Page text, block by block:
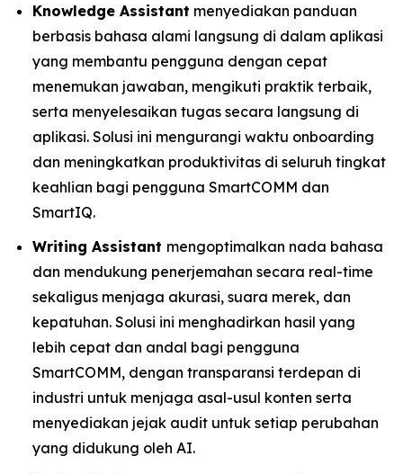
Knowledge Assistant menyediakan panduan
berbasis bahasa alami langsung di dalam aplikasi
yang membantu pengguna dengan cepat
menemukan jawaban, mengikuti praktik terbaik,
serta menyelesaikan tugas secara langsung di
aplikasi. Solusi ini mengurangi waktu onboarding
dan meningkatkan produktivitas di seluruh tingkat
keahlian bagi pengguna SmartCOMM dan
SmartIQ.
Writing Assistant mengoptimalkan nada bahasa
dan mendukung penerjemahan secara real-time
sekaligus menjaga akurasi, suara merek, dan
kepatuhan. Solusi ini menghadirkan hasil yang
lebih cepat dan andal bagi pengguna
SmartCOMM, dengan transparansi terdepan di
industri untuk menjaga asal-usul konten serta
menyediakan jejak audit untuk setiap perubahan
yang didukung oleh AI.